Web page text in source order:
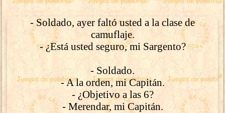
- Soldado, ayer faltó usted a la clase de
camuflaje.
- ¿Está usted seguro, mi Sargento?
- Soldado.
- A la orden, mi Capitán.
- ¿Objetivo a las 6?
- Merendar, mi Capitán.